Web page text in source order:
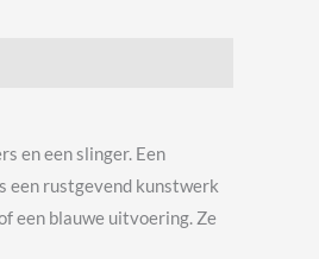
en een slinger. Een
een rustgevend kunstwerk
een blauwe uitvoering. Ze